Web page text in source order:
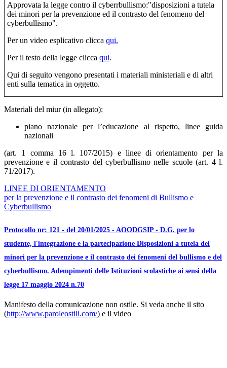
Approvata la legge contro il cyberrbullismo:"disposizioni a tutela
dei minori per la prevenzione ed il contrasto del fenomeno del
cyberbullismo".
Per un video esplicativo clicca qui.
Per il testo della legge clicca qui.
Qui di seguito vengono presentati i materiali ministeriali e di altri
enti sulla tematica in oggetto.
Materiali del miur (in allegato):
piano nazionale per l’educazione al rispetto, linee guida
nazionali
(art. 1 comma 16 l. 107/2015) e linee di orientamento per la
prevenzione e il contrasto del cyberbullismo nelle scuole (art. 4 l.
71/2017).
LINEE DI ORIENTAMENTO
per la prevenzione e il contrasto dei fenomeni di Bullismo e
Cyberbullismo
Protocollo nr: 121 - del 20/01/2025 - AOODGSIP - D.G. per lo
studente, l'integrazione e la partecipazione Disposizioni a tutela dei
minori per la prevenzione e il contrasto dei fenomeni del bullismo e del
cyberbullismo. Adempimenti delle Istituzioni scolastiche ai sensi della
legge 17 maggio 2024 n.70
Manifesto della comunicazione non ostile. Si veda anche il sito
(http://www.paroleostili.com/) e il video